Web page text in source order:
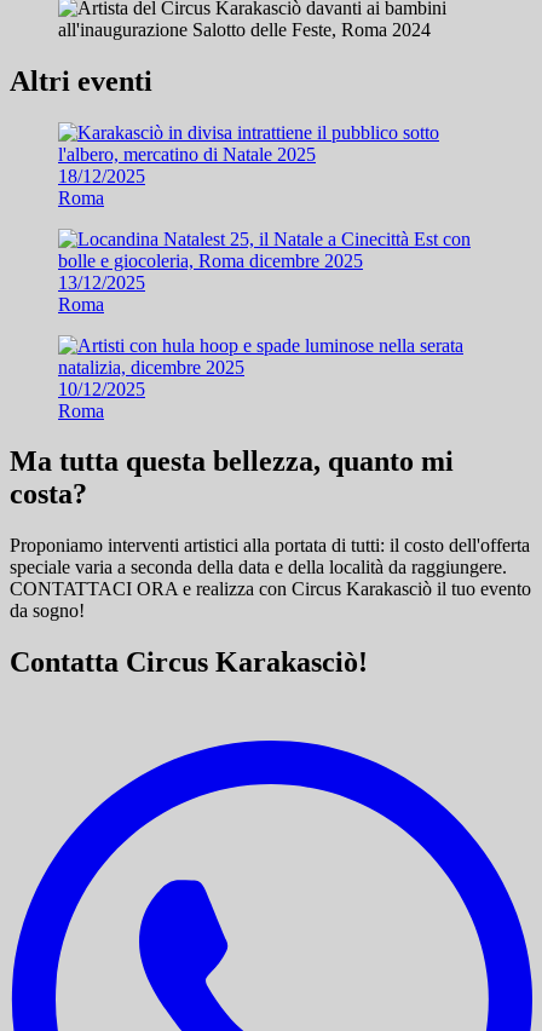
Altri eventi
18/12/2025
Roma
13/12/2025
Roma
10/12/2025
Roma
Ma tutta questa bellezza, quanto mi
costa?
Proponiamo interventi artistici alla portata di tutti: il costo dell'offerta
speciale varia a seconda della data e della località da raggiungere.
CONTATTACI ORA e realizza con Circus Karakasciò il tuo evento
da sogno!
Contatta Circus Karakasciò!